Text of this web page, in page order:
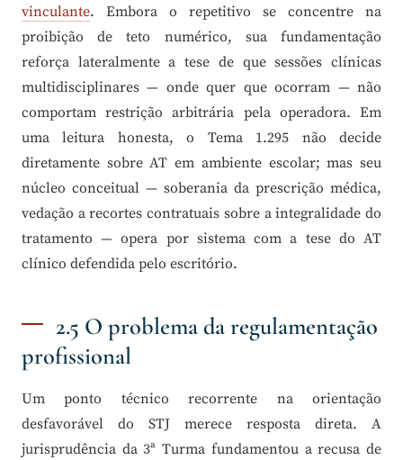
vinculante. Embora o repetitivo se concentre na
proibição de teto numérico, sua fundamentação
reforça lateralmente a tese de que sessões clínicas
multidisciplinares — onde quer que ocorram — não
comportam restrição arbitrária pela operadora. Em
uma leitura honesta, o Tema 1.295 não decide
diretamente sobre AT em ambiente escolar; mas seu
núcleo conceitual — soberania da prescrição médica,
vedação a recortes contratuais sobre a integralidade do
tratamento — opera por sistema com a tese do AT
clínico defendida pelo escritório.
2.5 O problema da regulamentação
profissional
Um ponto técnico recorrente na orientação
desfavorável do STJ merece resposta direta. A
jurisprudência da 3ª Turma fundamentou a recusa de